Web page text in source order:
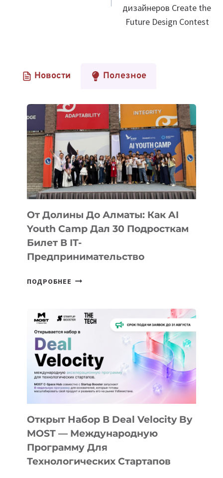
дизайнеров Create the
Future Design Contest
Новости Полезное
От Долины До Алматы: Как AI
Youth Camp Дал 30 Подросткам
Билет В IT-
Предпринимательство
ПОДРОБНЕЕ ОТ
АЛМАТЫ:
КАК
AI
YOUTH
CAMP
ДАЛ
30
ПОДРОСТКАМ
БИЛЕТ
В
ПРЕДПРИНИМАТЕЛЬСТВО
Открыт Набор В Deal Velocity By
MOST — Международную
Программу Для
Технологических Стартапов